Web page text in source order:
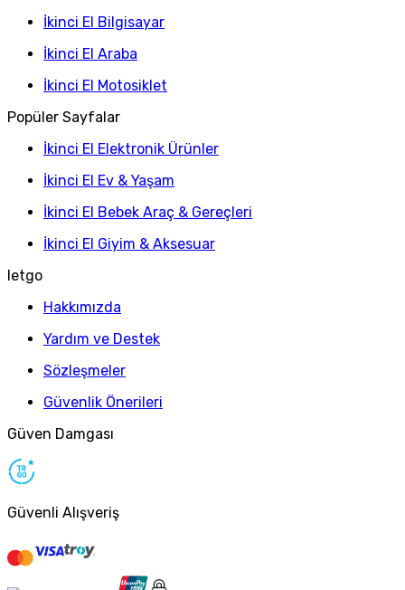
İkinci El Bilgisayar
İkinci El Araba
İkinci El Motosiklet
Popüler Sayfalar
İkinci El Elektronik Ürünler
İkinci El Ev & Yaşam
İkinci El Bebek Araç & Gereçleri
İkinci El Giyim & Aksesuar
letgo
Hakkımızda
Yardım ve Destek
Sözleşmeler
Güvenlik Önerileri
Güven Damgası
Güvenli Alışveriş